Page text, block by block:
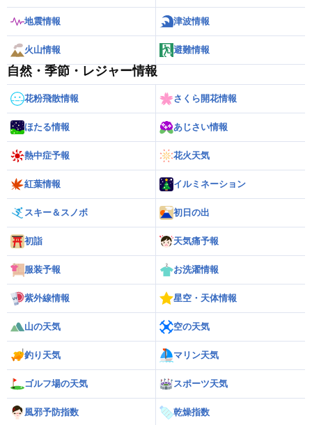
地震情報 津波情報
火山情報 避難情報
自然・季節・レジャー情報
花粉飛散情報 さくら開花情報
ほたる情報 あじさい情報
熱中症予報 花火天気
紅葉情報 イルミネーション
スキー＆スノボ 初日の出
初詣 天気痛予報
服装予報 お洗濯情報
紫外線情報 星空・天体情報
山の天気 空の天気
釣り天気 マリン天気
ゴルフ場の天気 スポーツ天気
風邪予防指数 乾燥指数